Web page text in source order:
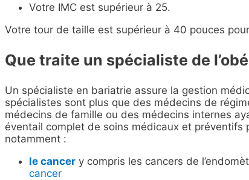
Votre IMC est supérieur à 25.
Votre tour de taille est supérieur à 40 pouces
Que traite un spécialiste de
Un spécialiste en bariatrie assure la gestion
spécialistes sont plus que des médecins de
médecins de famille ou des médecins internes
éventail complet de soins médicaux et
notamment :
le cancer y compris les cancers de
cancer